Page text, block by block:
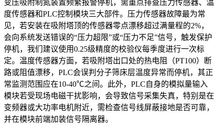
变压吸附制氮装置频繁报警停机，需重点排查压力传感器、温
度传感器和PLC控制模块三大部件。压力传感器故障最为常
见，若安装在吸附塔顶的传感器零点漂移超过满量程的2%，
会向系统发送错误的“压力超限”或“压力不足”信号，触发保护
停机，我们建议使用0.25级精度的校验仪每季度进行一次标
定。温度传感器方面，若吸附塔出口处的热电阻（PT100）断
路或阻值漂移，PLC会误判分子筛床层温度异常而停机，其正
常监测范围应在10-40℃之间。此外，PLC自身的模拟量输入
模块若受现场电磁干扰影响，会导致信号采集失真，特别是在
变频器或大功率电机附近，需检查信号线屏蔽接地是否可靠，
并在模块前端加装信号隔离器。